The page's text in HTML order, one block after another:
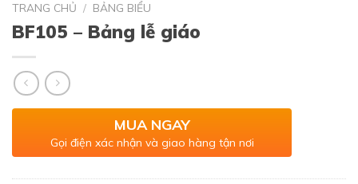
TRANG CHỦ / BẢNG BIỂU
BF105 – Bảng lễ giáo
MUA NGAY
Gọi điện xác nhận và giao hàng tận nơi